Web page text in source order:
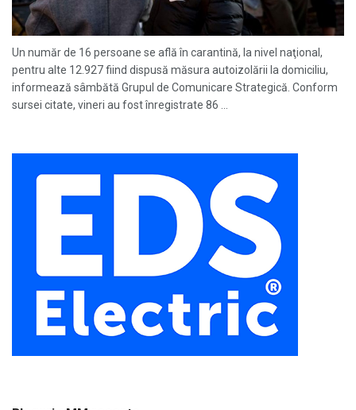
Un număr de 16 persoane se află în carantină, la nivel naţional,
pentru alte 12.927 fiind dispusă măsura autoizolării la domiciliu,
informează sâmbătă Grupul de Comunicare Strategică. Conform
sursei citate, vineri au fost înregistrate 86 ...